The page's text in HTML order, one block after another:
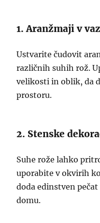
1. Aranžmaji v
Ustvarite čudovit
različnih suhih rož.
velikosti in oblik, da
prostoru.
2. Stenske
Suhe rože lahko
uporabite v okvirih
doda edinstven
domu.